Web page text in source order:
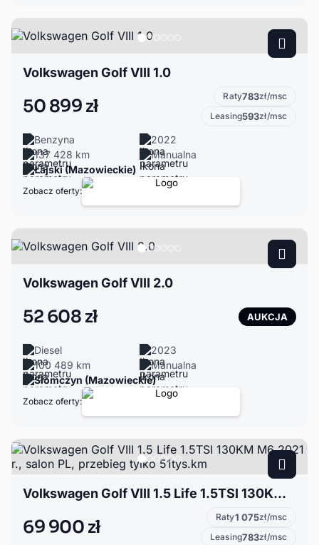
Volkswagen Golf VIII 1.0
50 899 zł Raty783zł/msc
Leasing593zł/msc
Benzyna
2022
137 428 km
Manualna
Łajski (Mazowieckie)
Zobacz oferty:
Volkswagen Golf VIII 2.0
52 608 zł AUKCJA
Diesel
2023
100 489 km
Manualna
Słomczyn (Mazowieckie)
Zobacz oferty:
Volkswagen Golf VIII 1.5 Life 1.5TSI 130KM M6 2021 r., salon PL, przebieg tylko 51tys.km
69 900 zł Raty1 075zł/msc
Leasing783zł/msc